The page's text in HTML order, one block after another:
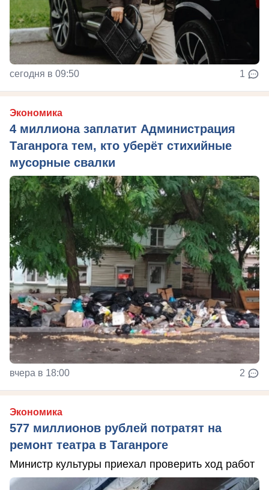
сегодня в 09:50 1
Экономика
4 миллиона заплатит Администрация
Таганрога тем, кто уберёт стихийные
мусорные свалки
вчера в 18:00 2
Экономика
577 миллионов рублей потратят на
ремонт театра в Таганроге
Министр культуры приехал проверить ход работ